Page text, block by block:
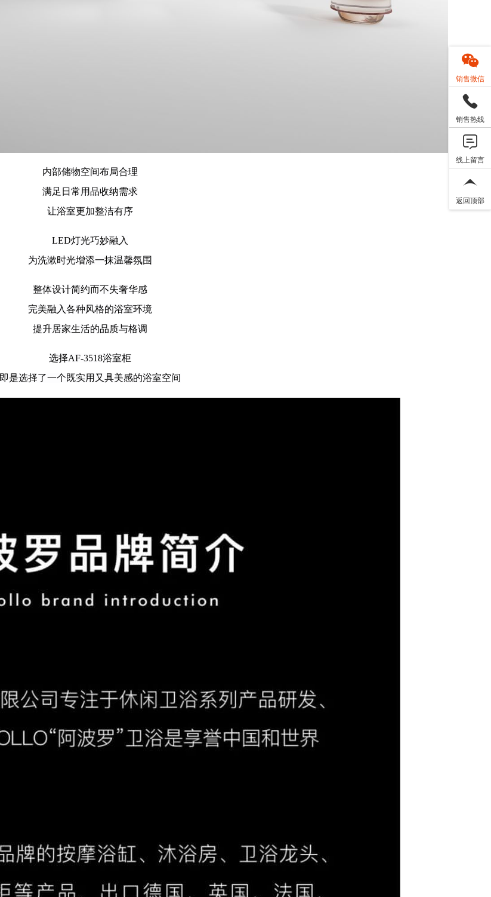
内部储物空间布局合理
满足日常用品收纳需求
让浴室更加整洁有序
LED灯光巧妙融入
为洗漱时光增添一抹温馨氛围
整体设计简约而不失奢华感
完美融入各种风格的浴室环境
提升居家生活的品质与格调
选择AF-3518浴室柜
即是选择了一个既实用又具美感的浴室空间
销售微信
销售热线
线上留言
返回顶部